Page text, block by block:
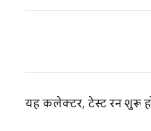
यह कलेक्टर, टेस्ट रन शुरू